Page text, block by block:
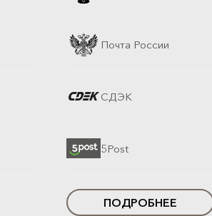
Почта России
СДЭК
5Post
ПОДРОБНЕЕ